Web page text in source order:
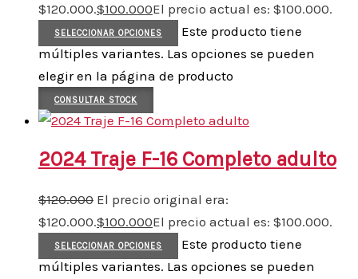
$120.000.$100.000El precio actual es: $100.000.
SELECCIONAR OPCIONES
Este producto tiene
múltiples variantes. Las opciones se pueden
elegir en la página de producto
CONSULTAR STOCK
2024 Traje F-16 Completo adulto
$120.000 El precio original era:
$120.000.$100.000El precio actual es: $100.000.
SELECCIONAR OPCIONES
Este producto tiene
múltiples variantes. Las opciones se pueden